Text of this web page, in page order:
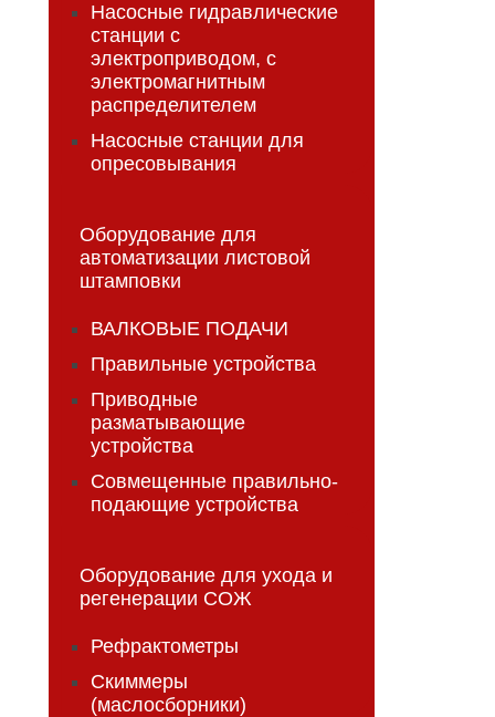
Насосные гидравлические
станции с
электроприводом, с
электромагнитным
распределителем
Насосные станции для
опресовывания
Оборудование для
автоматизации листовой
штамповки
ВАЛКОВЫЕ ПОДАЧИ
Правильные устройства
Приводные
разматывающие
устройства
Совмещенные правильно-
подающие устройства
Оборудование для ухода и
регенерации СОЖ
Рефрактометры
Скиммеры
(маслосборники)